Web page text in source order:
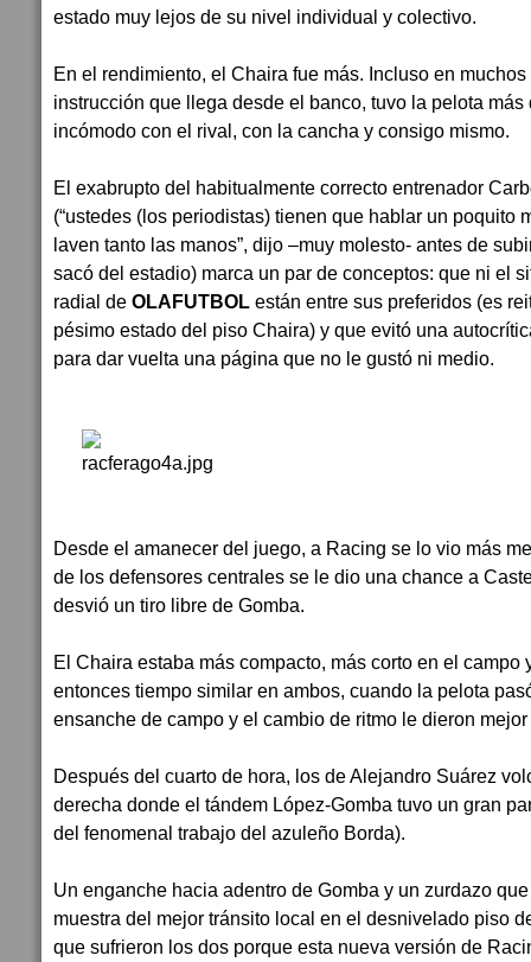
estado muy lejos de su nivel individual y colectivo.
En el rendimiento, el Chaira fue más. Incluso en
instrucción que llega desde el banco, tuvo la pelota más
incómodo con el rival, con la cancha y consigo mismo.
El exabrupto del habitualmente correcto entrenador
(“ustedes (los periodistas) tienen que hablar un poquito
laven tanto las manos”, dijo –muy molesto- antes de
sacó del estadio) marca un par de conceptos: que ni el
radial de OLAFUTBOL están entre sus preferidos (es
pésimo estado del piso Chaira) y que evitó una
para dar vuelta una página que no le gustó ni medio.
Desde el amanecer del juego, a Racing se lo vio más
de los defensores centrales se le dio una chance a
desvió un tiro libre de Gomba.
El Chaira estaba más compacto, más corto en el
entonces tiempo similar en ambos, cuando la pelota
ensanche de campo y el cambio de ritmo le dieron
Después del cuarto de hora, los de Alejandro Suárez
derecha donde el tándem López-Gomba tuvo un gran
del fenomenal trabajo del azuleño Borda).
Un enganche hacia adentro de Gomba y un zurdazo
muestra del mejor tránsito local en el desnivelado piso
que sufrieron los dos porque esta nueva versión de